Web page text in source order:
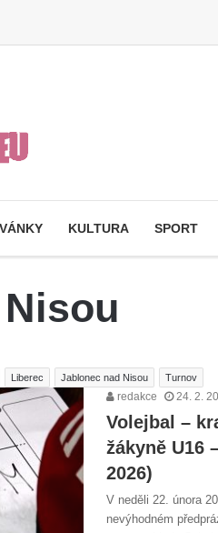
KULTURA SPORT
Liberec Jablonec nad Nisou Turnov
redakce 24. 2.
Volejbal –
žákyně U16
2026)
V neděli 22. února
nevýhodném